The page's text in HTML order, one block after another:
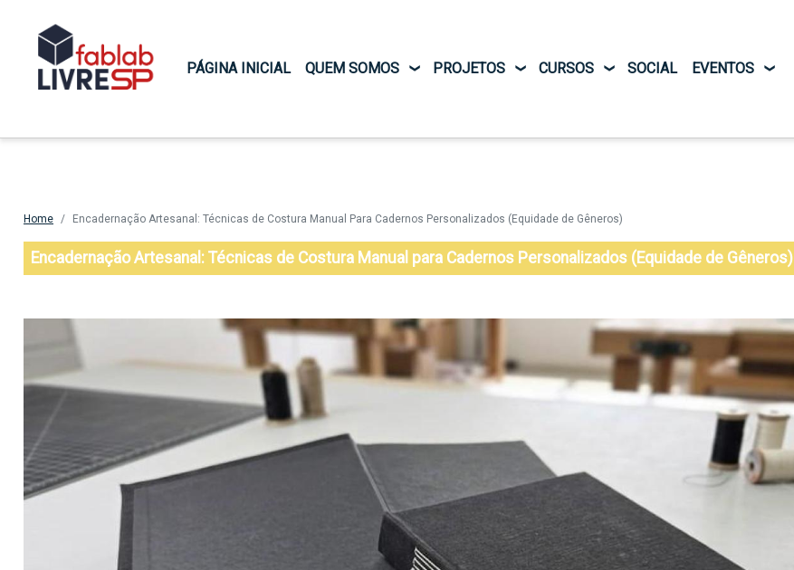
Main navigation
PÁGINA INICIAL QUEM SOMOS PROJETOS CURSOS SOCIAL EVENTOS
Home Encadernação Artesanal: Técnicas de Costura Manual Para Cadernos Personalizados (Equidade de Gêneros)
Encadernação Artesanal: Técnicas de Costura Manual para Cadernos Personalizados (Equidade de Gêneros)